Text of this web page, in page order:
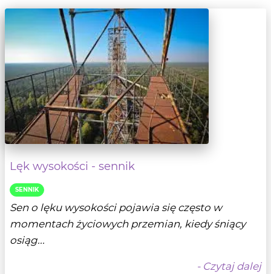
Lęk wysokości - sennik
SENNIK
Sen o lęku wysokości pojawia się często w
momentach życiowych przemian, kiedy śniący
osiąg...
- Czytaj dalej